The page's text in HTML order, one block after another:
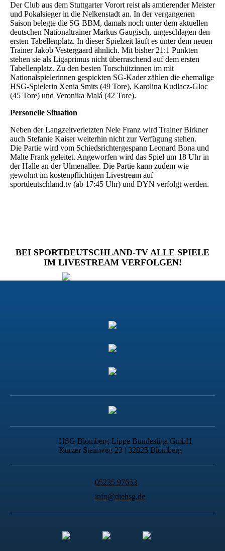
Der Club aus dem Stuttgarter Vorort reist als amtierender Meister
und Pokalsieger in die Nelkenstadt an. In der vergangenen
Saison belegte die SG BBM, damals noch unter dem aktuellen
deutschen Nationaltrainer Markus Gaugisch, ungeschlagen den
ersten Tabellenplatz. In dieser Spielzeit läuft es unter dem neuen
Trainer Jakob Vestergaard ähnlich. Mit bisher 21:1 Punkten
stehen sie als Ligaprimus nicht überraschend auf dem ersten
Tabellenplatz. Zu den besten Torschützinnen im mit
Nationalspielerinnen gespickten SG-Kader zählen die ehemalige
HSG-Spielerin Xenia Smits (49 Tore), Karolina Kudlacz-Gloc
(45 Tore) und Veronika Malá (42 Tore).
Personelle Situation
Neben der Langzeitverletzten Nele Franz wird Trainer Birkner
auch Stefanie Kaiser weiterhin nicht zur Verfügung stehen.
Die Partie wird vom Schiedsrichtergespann Leonard Bona und
Malte Frank geleitet. Angeworfen wird das Spiel um 18 Uhr in
der Halle an der Ulmenallee. Die Partie kann zudem wie
gewohnt im kostenpflichtigen Livestream auf
sportdeutschland.tv (ab 17:45 Uhr) und DYN verfolgt werden.
BEI SPORTDEUTSCHLAND-TV ALLE SPIELE
IM LIVESTREAM VERFOLGEN!
HSG Blomberg-Lippe Bundesliga GmbH
Kurzer Steinweg 23 | 32825 Blomberg
05235 97653
info@diehsg.de